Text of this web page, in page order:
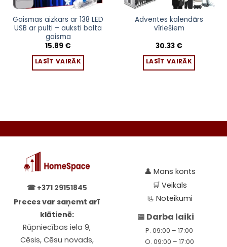
Gaismas aizkars ar 138 LED
USB ar pulti – auksti balta
gaisma
15.89 €
LASĪT VAIRĀK
Adventes kalendārs
vīriešiem
30.33 €
LASĪT VAIRĀK
☎ +371 29151845
Preces var saņemt arī
klātienē:
Rūpniecības iela 9,
Cēsis, Cēsu novads,
👤 Mans konts
🛒Veikals
📃Noteikumi
📅 Darba laiki
P. 09:00 – 17:00
O. 09:00 – 17:00